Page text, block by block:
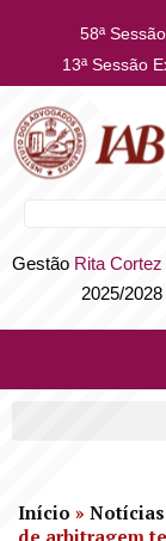
58ª
13ª Sessão
Gestão Rita Cortez
2025/2028
Início »
de arbitragem